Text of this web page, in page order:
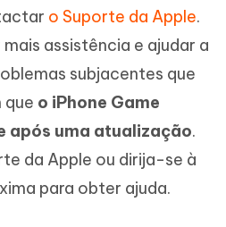
o Suporte da Apple.
assistência e ajudar a
subjacentes que
que o iPhone Game
após uma atualização.
da Apple ou dirija-se à
para obter ajuda.